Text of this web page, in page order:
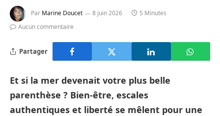
Par Marine Doucet 8 juin 2026
5 Minutes
Aucun commentaire
Partager
Et si la mer devenait votre plus belle
parenthèse ? Bien-être, escales
authentiques et liberté se mêlent pour une